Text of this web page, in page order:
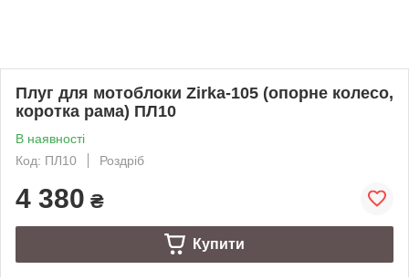
Плуг для мотоблоки Zirka-105 (опорне колесо,
коротка рама) ПЛ10
В наявності
Код: ПЛ10
Роздріб
4 380 ₴
Купити